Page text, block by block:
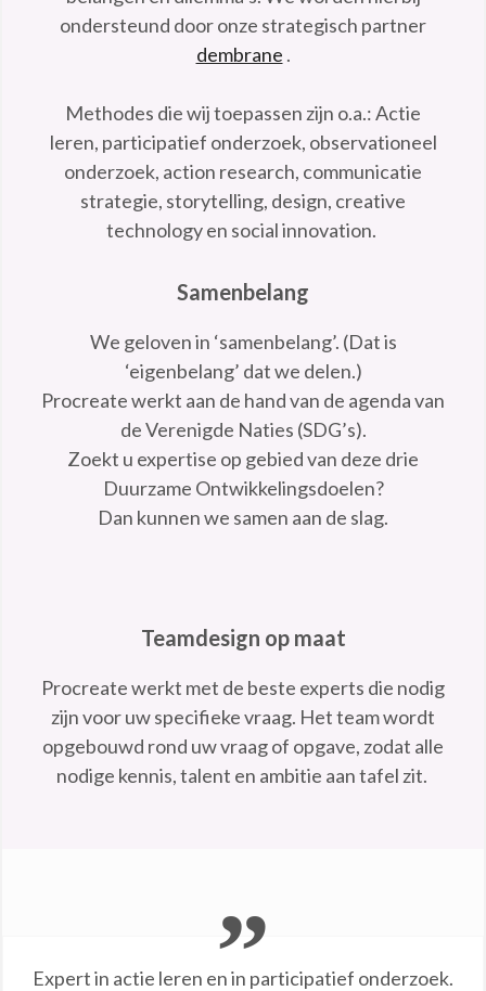
ondersteund door onze strategisch partner
dembrane .
Methodes die wij toepassen zijn o.a.: Actie
leren, participatief onderzoek, observationeel
onderzoek, action research, communicatie
strategie, storytelling, design, creative
technology en social innovation.
Samenbelang
We geloven in ‘samenbelang’. (Dat is
‘eigenbelang’ dat we delen.)
Procreate werkt aan de hand van de agenda van
de Verenigde Naties (SDG’s).
Zoekt u expertise op gebied van deze drie
Duurzame Ontwikkelingsdoelen?
Dan kunnen we samen aan de slag.
Teamdesign op maat
Procreate werkt met de beste experts die nodig
zijn voor uw specifieke vraag. Het team wordt
opgebouwd rond uw vraag of opgave, zodat alle
nodige kennis, talent en ambitie aan tafel zit.
Expert in actie leren en in participatief onderzoek.